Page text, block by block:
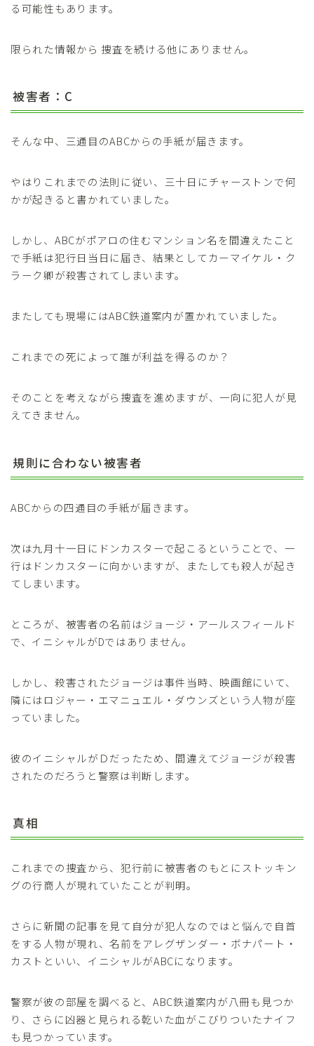
る可能性もあります。
限られた情報から 捜査を続ける他にありません。
被害者：C
そんな中、三通目のABCからの手紙が届きます。
やはりこれまでの法則に従い、三十日にチャーストンで何
かが起きると書かれていました。
しかし、ABCがポアロの住むマンション名を間違えたこと
で手紙は犯行日当日に届き、結果としてカーマイケル・ク
ラーク卿が殺害されてしまいます。
またしても現場にはABC鉄道案内が置かれていました。
これまでの死によって誰が利益を得るのか？
そのことを考えながら捜査を進めますが、一向に犯人が見
えてきません。
規則に合わない被害者
ABCからの四通目の手紙が届きます。
次は九月十一日にドンカスターで起こるということで、一
行はドンカスターに向かいますが、またしても殺人が起き
てしまいます。
ところが、被害者の名前はジョージ・アールスフィールド
で、イニシャルがDではありません。
しかし、殺害されたジョージは事件当時、映画館にいて、
隣にはロジャー・エマニュエル・ダウンズという人物が座
っていました。
彼のイニシャルがＤだったため、間違えてジョージが殺害
されたのだろうと警察は判断します。
真相
これまでの捜査から、犯行前に被害者のもとにストッキン
グの行商人が現れていたことが判明。
さらに新聞の記事を見て自分が犯人なのではと悩んで自首
をする人物が現れ、名前をアレグザンダー・ボナパート・
カストといい、イニシャルがABCになります。
警察が彼の部屋を調べると、ABC鉄道案内が八冊も見つか
り、さらに凶器と見られる乾いた血がこびりついたナイフ
も見つかっています。